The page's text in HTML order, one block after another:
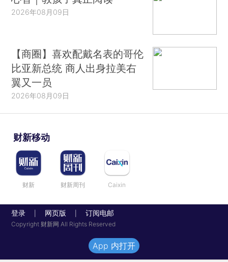
2026年08月09日
【商圈】喜欢配戴名表的哥伦
比亚新总统 商人出身拉美右
翼又一员
2026年08月09日
财新移动
财新 财新周刊 Caixin
登录 网页版 订阅电邮
Copyright 财新网 All Rights Reserved
App 内打开